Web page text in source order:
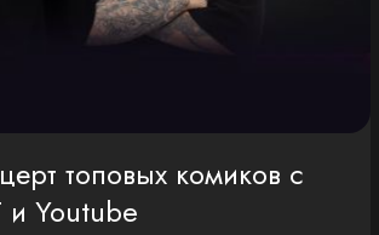
топовых комиков с
Youtube